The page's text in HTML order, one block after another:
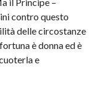
contro questo
delle circostanze
è donna ed è
e